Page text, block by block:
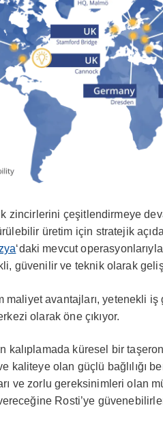
zincirlerini çeşitlendirmeye
üretim için stratejik
‘daki mevcut
güvenilir ve teknik olarak
maliyet avantajları, yetenekli
olarak öne çıkıyor.
kalıplamada küresel bir
kaliteye olan güçlü bağlılığı
ve zorlu gereksinimleri olan
Rosti’ye